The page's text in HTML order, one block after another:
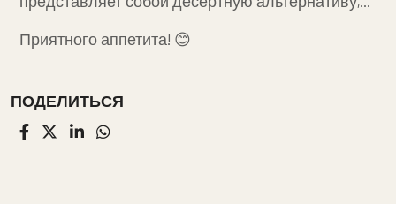
получите сытный джем с натуральной
Приятного аппетита! 😊
ПОДЕЛИТЬСЯ